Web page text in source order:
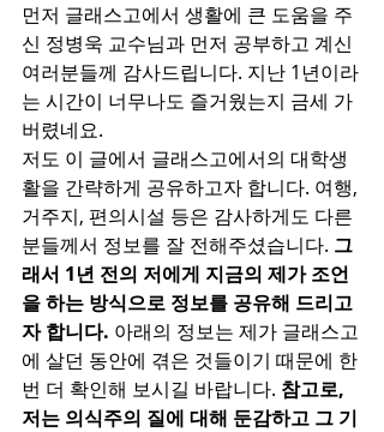
먼저 글래스고에서 생활에 큰 도움을 주
신 정병욱 교수님과 먼저 공부하고 계신
여러분들께 감사드립니다. 지난 1년이라
는 시간이 너무나도 즐거웠는지 금세 가
버렸네요.
저도 이 글에서 글래스고에서의 대학생
활을 간략하게 공유하고자 합니다. 여행,
거주지, 편의시설 등은 감사하게도 다른
분들께서 정보를 잘 전해주셨습니다. 그
래서 1년 전의 저에게 지금의 제가 조언
을 하는 방식으로 정보를 공유해 드리고
자 합니다. 아래의 정보는 제가 글래스고
에 살던 동안에 겪은 것들이기 때문에 한
번 더 확인해 보시길 바랍니다. 참고로,
저는 의식주의 질에 대해 둔감하고 그 기